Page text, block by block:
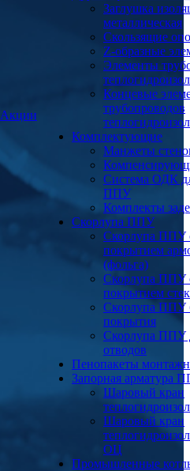
Акции
Заглушка
металлическая
Скользящие
Z-образные
Элементы
Концевые
трубопроводов
Комплектующие
Манжеты
Система ОДК
ППУ
Комплекты
Скорлупа ППУ
Скорлупа ППУ
покрытием
(фольга)
Скорлупа ППУ
покрытием
Скорлупа ППУ
покрытия
Скорлупа ППУ
отводов
Пенопакеты
Запорная арматура
Шаровый кран
Шаровый кран
ОЦ
Промышленные